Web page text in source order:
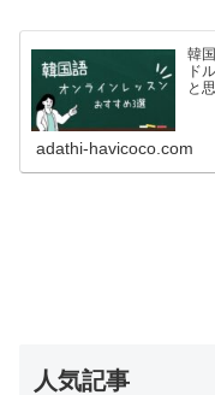
韓
ド
と
adathi-havicoco.com
人気記事